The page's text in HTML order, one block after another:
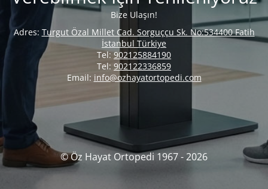
Bize Ulaşın!
Adres: Turgut Özal Millet Cad. Sorguççu Sk. No:534400 Fatih
İstanbul Türkiye
Tel:902125884190
Tel: 902122336859
Email: info@ozhayatortopedi.com
© Öz Hayat Ortopedi 1967 - 2026